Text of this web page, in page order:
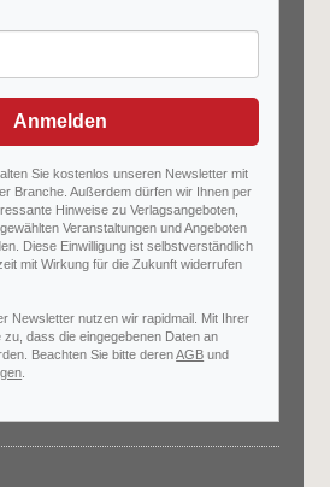
Anmelden
Sie kostenlos unseren Newsletter mit
Branche. Außerdem dürfen wir Ihnen per
Hinweise zu Verlagsangeboten,
Veranstaltungen und Angeboten
Diese Einwilligung ist selbstverständlich
mit Wirkung für die Zukunft widerrufen
Newsletter nutzen wir rapidmail. Mit Ihrer
zu, dass die eingegebenen Daten an
Beachten Sie bitte derenAGB und